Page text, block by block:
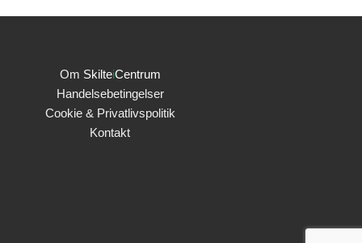
Om SkilteiCentrum
Handelsebetingelser
Cookie & Privatlivspolitik
Kontakt